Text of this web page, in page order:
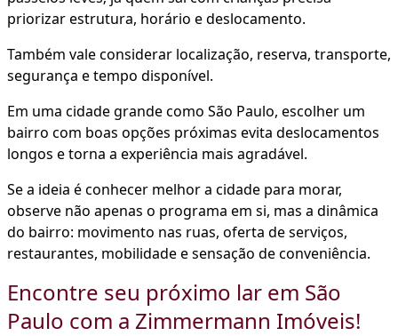
priorizar estrutura, horário e deslocamento.
Também vale considerar localização, reserva, transporte,
segurança e tempo disponível.
Em uma cidade grande como São Paulo, escolher um
bairro com boas opções próximas evita deslocamentos
longos e torna a experiência mais agradável.
Se a ideia é conhecer melhor a cidade para morar,
observe não apenas o programa em si, mas a dinâmica
do bairro: movimento nas ruas, oferta de serviços,
restaurantes, mobilidade e sensação de conveniência.
Encontre seu próximo lar em São
Paulo com a Zimmermann Imóveis!